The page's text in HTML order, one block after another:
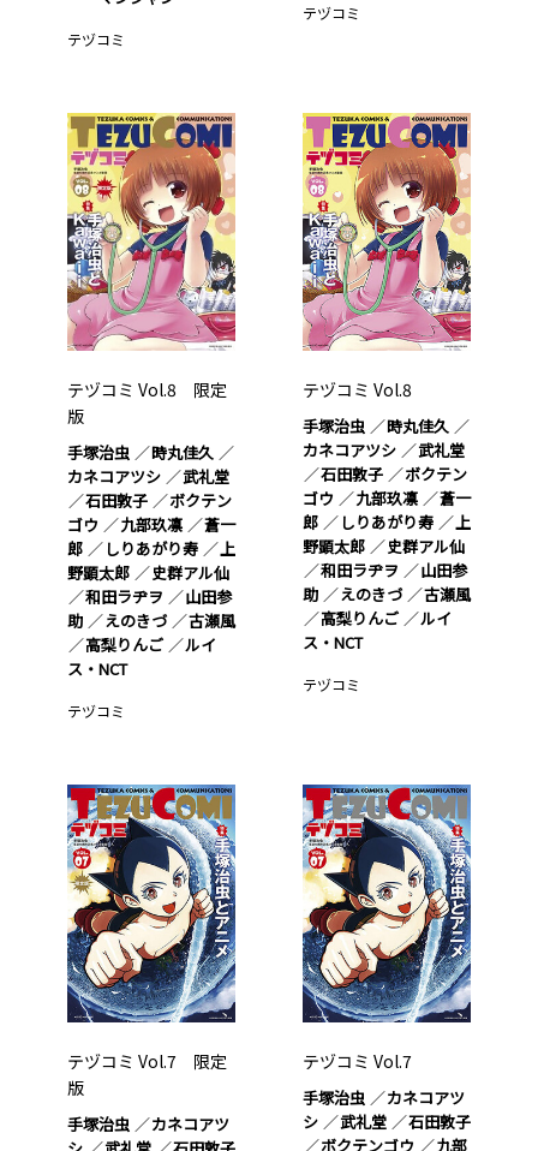
テヅコミ
テヅコミ
テヅコミ Vol.8 限定
版
手塚治虫
時丸佳久
カネコアツシ
武礼堂
石田敦子
ボクテン
ゴウ
九部玖凛
蒼一
郎
しりあがり寿
上
野顕太郎
史群アル仙
和田ラヂヲ
山田参
助
えのきづ
古瀬風
高梨りんご
ルイ
ス・NCT
テヅコミ
テヅコミ Vol.8
手塚治虫
時丸佳久
カネコアツシ
武礼堂
石田敦子
ボクテン
ゴウ
九部玖凛
蒼一
郎
しりあがり寿
上
野顕太郎
史群アル仙
和田ラヂヲ
山田参
助
えのきづ
古瀬風
高梨りんご
ルイ
ス・NCT
テヅコミ
テヅコミ Vol.7 限定
版
手塚治虫
カネコアツ
テヅコミ Vol.7
手塚治虫
カネコアツ
シ
武礼堂
石田敦子
ボクテンゴウ
九部